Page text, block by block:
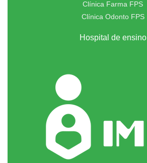
Clínica Farma FPS
Clínica Odonto FPS
Hospital de ensino